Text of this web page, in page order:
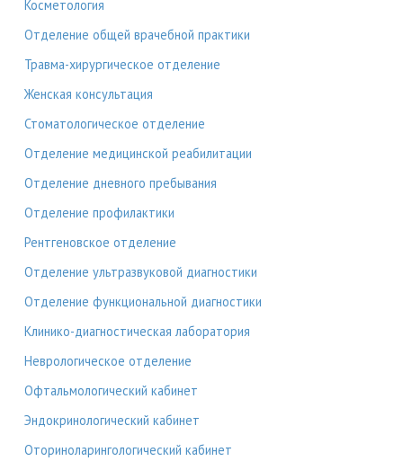
Косметология
Отделение общей врачебной практики
Травма-хирургическое отделение
Женская консультация
Стоматологическое отделение
Отделение медицинской реабилитации
Отделение дневного пребывания
Отделение профилактики
Рентгеновское отделение
Отделение ультразвуковой диагностики
Отделение функциональной диагностики
Клинико-диагностическая лаборатория
Неврологическое отделение
Офтальмологический кабинет
Эндокринологический кабинет
Оториноларингологический кабинет